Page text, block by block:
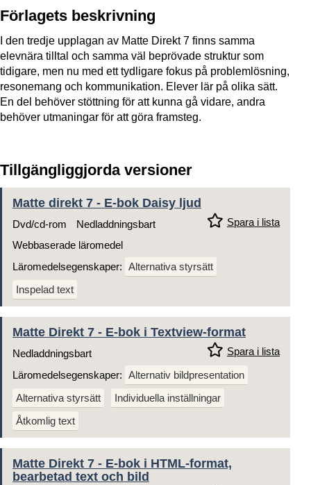
Förlagets beskrivning
I den tredje upplagan av Matte Direkt 7 finns samma
elevnära tilltal och samma väl beprövade struktur som
tidigare, men nu med ett tydligare fokus på problemlösning,
resonemang och kommunikation. Elever lär på olika sätt.
En del behöver stöttning för att kunna gå vidare, andra
behöver utmaningar för att göra framsteg.
Tillgängliggjorda versioner
Matte direkt 7 - E-bok Daisy ljud
Spara i lista
Dvd/cd-rom
Nedladdningsbart
Webbaserade läromedel
Läromedelsegenskaper: Alternativa styrsätt
Inspelad text
Matte Direkt 7 - E-bok i Textview-format
Spara i lista
Nedladdningsbart
Läromedelsegenskaper: Alternativ bildpresentation
Alternativa styrsätt
Individuella inställningar
Åtkomlig text
Matte Direkt 7 - E-bok i HTML-format,
bearbetad text och bild